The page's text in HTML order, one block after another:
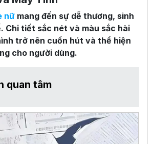
nữ mang đến sự dễ thương, sinh
Chi tiết sắc nét và màu sắc hài
trở nên cuốn hút và thể hiện
cho người dùng.
quan tâm